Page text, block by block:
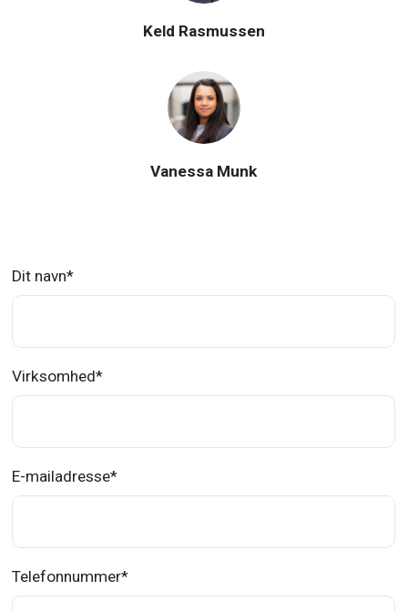
Keld Rasmussen
Vanessa Munk
Dit navn*
Virksomhed*
E-mailadresse*
Telefonnummer*